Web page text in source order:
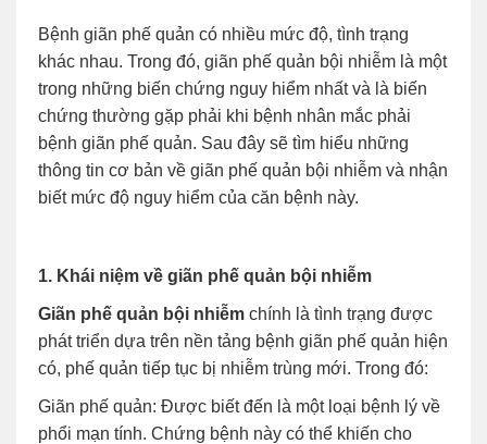
Bệnh giãn phế quản có nhiều mức độ, tình trạng
khác nhau. Trong đó, giãn phế quản bội nhiễm là một
trong những biến chứng nguy hiểm nhất và là biến
chứng thường gặp phải khi bệnh nhân mắc phải
bệnh giãn phế quản. Sau đây sẽ tìm hiểu những
thông tin cơ bản về giãn phế quản bội nhiễm và nhận
biết mức độ nguy hiểm của căn bệnh này.
1. Khái niệm về giãn phế quản bội nhiễm
Giãn phế quản bội nhiễm chính là tình trạng được
phát triển dựa trên nền tảng bệnh giãn phế quản hiện
có, phế quản tiếp tục bị nhiễm trùng mới. Trong đó:
Giãn phế quản: Được biết đến là một loại bệnh lý về
phổi mạn tính. Chứng bệnh này có thể khiến cho